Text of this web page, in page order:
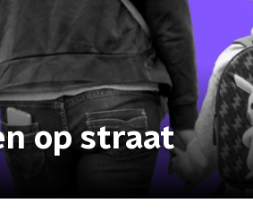
op straat